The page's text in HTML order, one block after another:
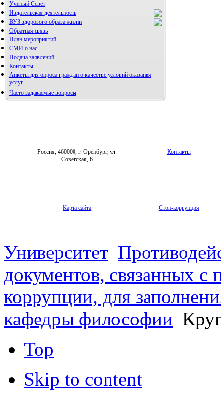
Ученый Совет
Издательская деятельность
Альманах молодой науки
ВУЗ здорового образа жизни
Фотогалерея
Обратная связь
План мероприятий
СМИ о нас
Подача заявлений
Контакты
Анкеты для опроса граждан о качестве условий оказания
услуг
Часто задаваемые вопросы
Россия, 460000, г. Оренбург, ул.
Советская, 6
Контакты
Карта сайта Стоп-коррупция
Университет
документов, связанных с
коррупции, для
кафедры философии
Top
Skip to content